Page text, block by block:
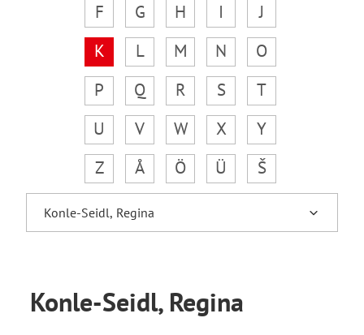
F
G H I
J
K
L M N
O
P
Q R S
T
U
V W X
Y
Z
Å Ö Ü Š
Konle-Seidl, Regina